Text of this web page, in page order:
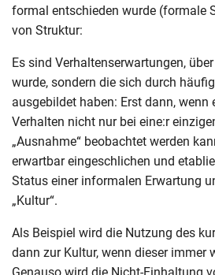
formal entschieden wurde (formale
von Struktur:
Es sind Verhaltenserwartungen,
wurde, sondern die sich durch
ausgebildet haben: Erst dann, wenn
Verhalten nicht nur bei eine:r
„Ausnahme“ beobachtet werden
erwartbar eingeschlichen und
Status einer informalen Erwartung
„Kultur“.
Als Beispiel wird die Nutzung des
dann zur Kultur, wenn dieser immer
Genauso wird die Nicht-Einhaltung